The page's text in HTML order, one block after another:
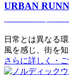
URBAN
日常とは異なる環
風を感じ、街を知
さらに詳しく・